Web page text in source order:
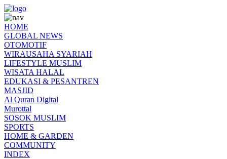
HOME
GLOBAL NEWS
OTOMOTIF
WIRAUSAHA SYARIAH
LIFESTYLE MUSLIM
WISATA HALAL
EDUKASI & PESANTREN
MASJID
Al Quran Digital
Murottal
SOSOK MUSLIM
SPORTS
HOME & GARDEN
COMMUNITY
INDEX